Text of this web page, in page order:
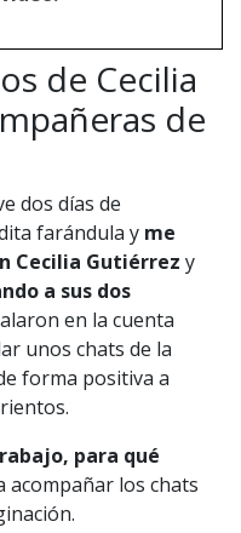
de Cecilia
de
dos días de
farándula y me
Cecilia Gutiérrez y
a sus dos
en la cuenta
unos chats de la
forma positiva a
para qué
los chats